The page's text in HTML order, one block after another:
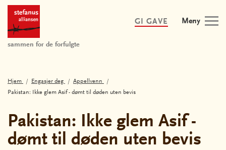
Meny
sammen for de forfulgte
GI GAVE
Hjem Engasjer deg
Appellvenn
Pakistan: Ikke glem Asif - dømt til døden uten bevis
Pakistan: Ikke glem Asif -
dømt til døden uten bevis